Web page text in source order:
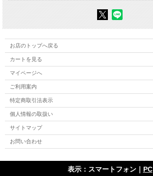
8 テロに国家としてどう向き合うか
第3章 移民
1 移民対策とテロとの複雑な関係
3 移民の歴史と移民法・国籍法の変遷
4 「難民問題」は欧州の難問
5 フランスにおける人種（差別）問題
第4章 欧州
2 仏英関係
3 極右の台頭と歴史
4 拡大問題とEUの歴史
第5章 環境
1 「福島の原発事故」とフランスの原発問題
4 環境相重視、ニコラ・ユロという存在
5 パリの風景が変わった
お店のトップへ戻る
カートを見る
マイページへ
ご利用案内
特定商取引法表示
個人情報の取扱い
サイトマップ
お問い合わせ
表示：スマートフォン｜ PC